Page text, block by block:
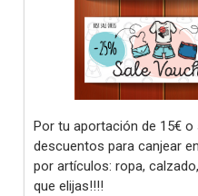
Por tu aportación de 15€ o
descuentos para canjear
por artículos: ropa,
que elijas!!!!